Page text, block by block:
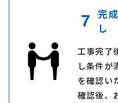
完
し
工事完了
し条件が
を確認い
確認後、